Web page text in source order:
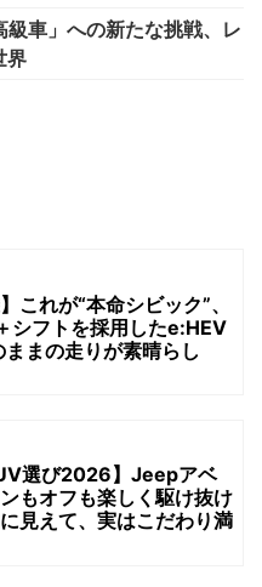
級車」への新たな挑戦、レ
界
これが“本命シビック”、
シフトを採用したe:HEV
まの走りが素晴らし
選び2026】Jeepアベ
もオフも楽しく駆け抜け
見えて、実はこだわり満